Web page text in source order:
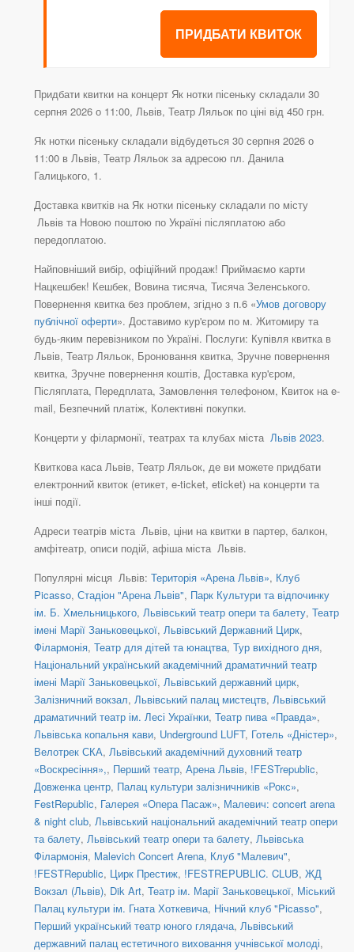
ПРИДБАТИ КВИТОК
Придбати квитки на концерт Як нотки пісеньку складали 30
серпня 2026 о 11:00, Львів, Театр Ляльок по ціні від 450 грн.
Як нотки пісеньку складали відбудеться 30 серпня 2026 о
11:00 в Львів, Театр Ляльок за адресою пл. Данила
Галицького, 1.
Доставка квитків на Як нотки пісеньку складали по місту
Львів та Новою поштою по Україні післяплатою або
передоплатою.
Найповніший вибір, офіційний продаж! Приймаємо карти
Нацкешбек! Кешбек, Вовина тисяча, Тисяча Зеленського.
Повернення квитка без проблем, згідно з п.6 «Умов договору
публічної оферти». Доставимо кур'єром по м. Житомиру та
будь-яким перевізником по Україні. Послуги: Купівля квитка в
Львів, Театр Ляльок, Бронювання квитка, Зручне повернення
квитка, Зручне повернення коштів, Доставка кур'єром,
Післяплата, Передплата, Замовлення телефоном, Квиток на e-
mail, Безпечний платіж, Колективні покупки.
Концерти у філармонії, театрах та клубах міста Львів 2023.
Квиткова каса Львів, Театр Ляльок, де ви можете придбати
електронний квиток (етикет, e-ticket, eticket) на концерти та
інші події.
Адреси театрів міста Львів, ціни на квитки в партер, балкон,
амфітеатр, описи подій, афіша міста Львів.
Популярні місця Львів: Територія «Арена Львів», Клуб
Picasso, Стадіон "Арена Львів", Парк Культури та відпочинку
ім. Б. Хмельницького, Львівський театр опери та балету, Театр
імені Марії Заньковецької, Львівський Державний Цирк,
Філармонія, Театр для дітей та юнацтва, Тур вихідного дня,
Національний український академічний драматичний театр
імені Марії Заньковецької, Львівський державний цирк,
Залізничний вокзал, Львівський палац мистецтв, Львівський
драматичний театр ім. Лесі Українки, Театр пива «Правда»,
Львівська копальня кави, Underground LUFT, Готель «Дністер»,
Велотрек СКА, Львівський академічний духовний театр
«Воскресіння»,, Перший театр, Арена Львів, !FESTrepublic,
Довженка центр, Палац культури залізничників «Рокс»,
FestRepublic, Галерея «Опера Пасаж», Малевич: concert arena
& night club, Львівський національний академічний театр опери
та балету, Львівський театр опери та балету, Львівська
Філармонія, Malevich Concert Arena, Клуб "Малевич",
!FESTRepublic, Цирк Престиж, !FESTREPUBLIC. CLUB, ЖД
Вокзал (Львів), Dik Art, Театр ім. Марії Заньковецької, Міський
Палац культури ім. Гната Хоткевича, Нічний клуб "Picasso",
Перший український театр юного глядача, Львівський
державний палац естетичного виховання учнівської молоді,